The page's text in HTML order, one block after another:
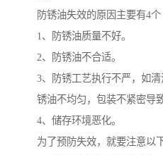
防锈油失效的原因主要有4个
1、防锈油质量不好。
2、防锈油不合适。
3、防锈工艺执行不严，如
锈油不均匀，包装不紧密导
4、储存环境恶化。
为了预防失效，就要注意以